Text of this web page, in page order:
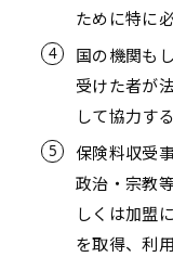
ために特に
国の機関も
受けた者が
して協力す
保険料収受
政治・宗教
しくは加盟
を取得、利